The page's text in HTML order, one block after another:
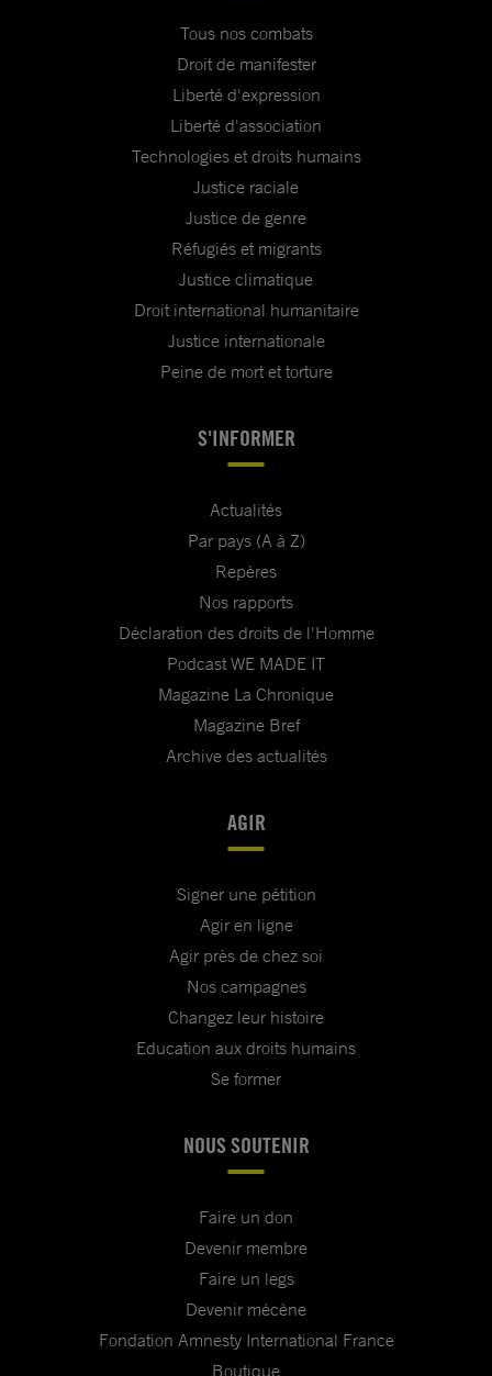
Tous nos combats
Droit de manifester
Liberté d'expression
Liberté d'association
Technologies et droits humains
Justice raciale
Justice de genre
Réfugiés et migrants
Justice climatique
Droit international humanitaire
Justice internationale
Peine de mort et torture
S'INFORMER
Actualités
Par pays (A à Z)
Repères
Nos rapports
Déclaration des droits de l'Homme
Podcast WE MADE IT
Magazine La Chronique
Magazine Bref
Archive des actualités
AGIR
Signer une pétition
Agir en ligne
Agir près de chez soi
Nos campagnes
Changez leur histoire
Education aux droits humains
Se former
NOUS SOUTENIR
Faire un don
Devenir membre
Faire un legs
Devenir mécène
Fondation Amnesty International France
Boutique